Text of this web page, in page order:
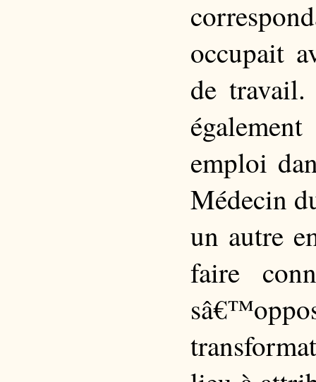
occupait
de
emploi
Médecin
un autre
faire